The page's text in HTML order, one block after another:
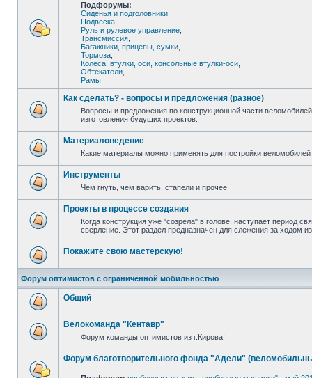
Подфорумы:
Сиденья и подголовники
Подвеска
Руль и рулевое управление
Трансмиссия
Багажники, прицепы, сумки
Тормоза
Колеса, втулки, оси, консольные втулки-оси
Обтекатели
Рамы
Как сделать? - вопросы и предложения (разное)
Вопросы и предложения по конструкционной части
изготовления будущих проектов.
Материаловедение
Какие материалы можно применять для постройки
Инструменты
Чем гнуть, чем варить, стапели и прочее
Проекты в процессе создания
Когда конструкция уже "созрела" в голове, наступает период
сверление. Этот раздел предназначен для слежения за ходом
Покажите свою мастерскую!
Форум оптимистов с ограниченной мобильностью
Общий
Велокоманда "Кентавр"
Форум команды оптимистов из г.Кирова!
Форум благотворительного фонда "Адели"